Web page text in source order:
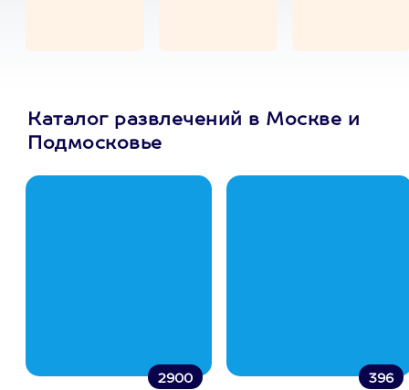
Каталог развлечений в Москве и
Подмосковье
2900 396